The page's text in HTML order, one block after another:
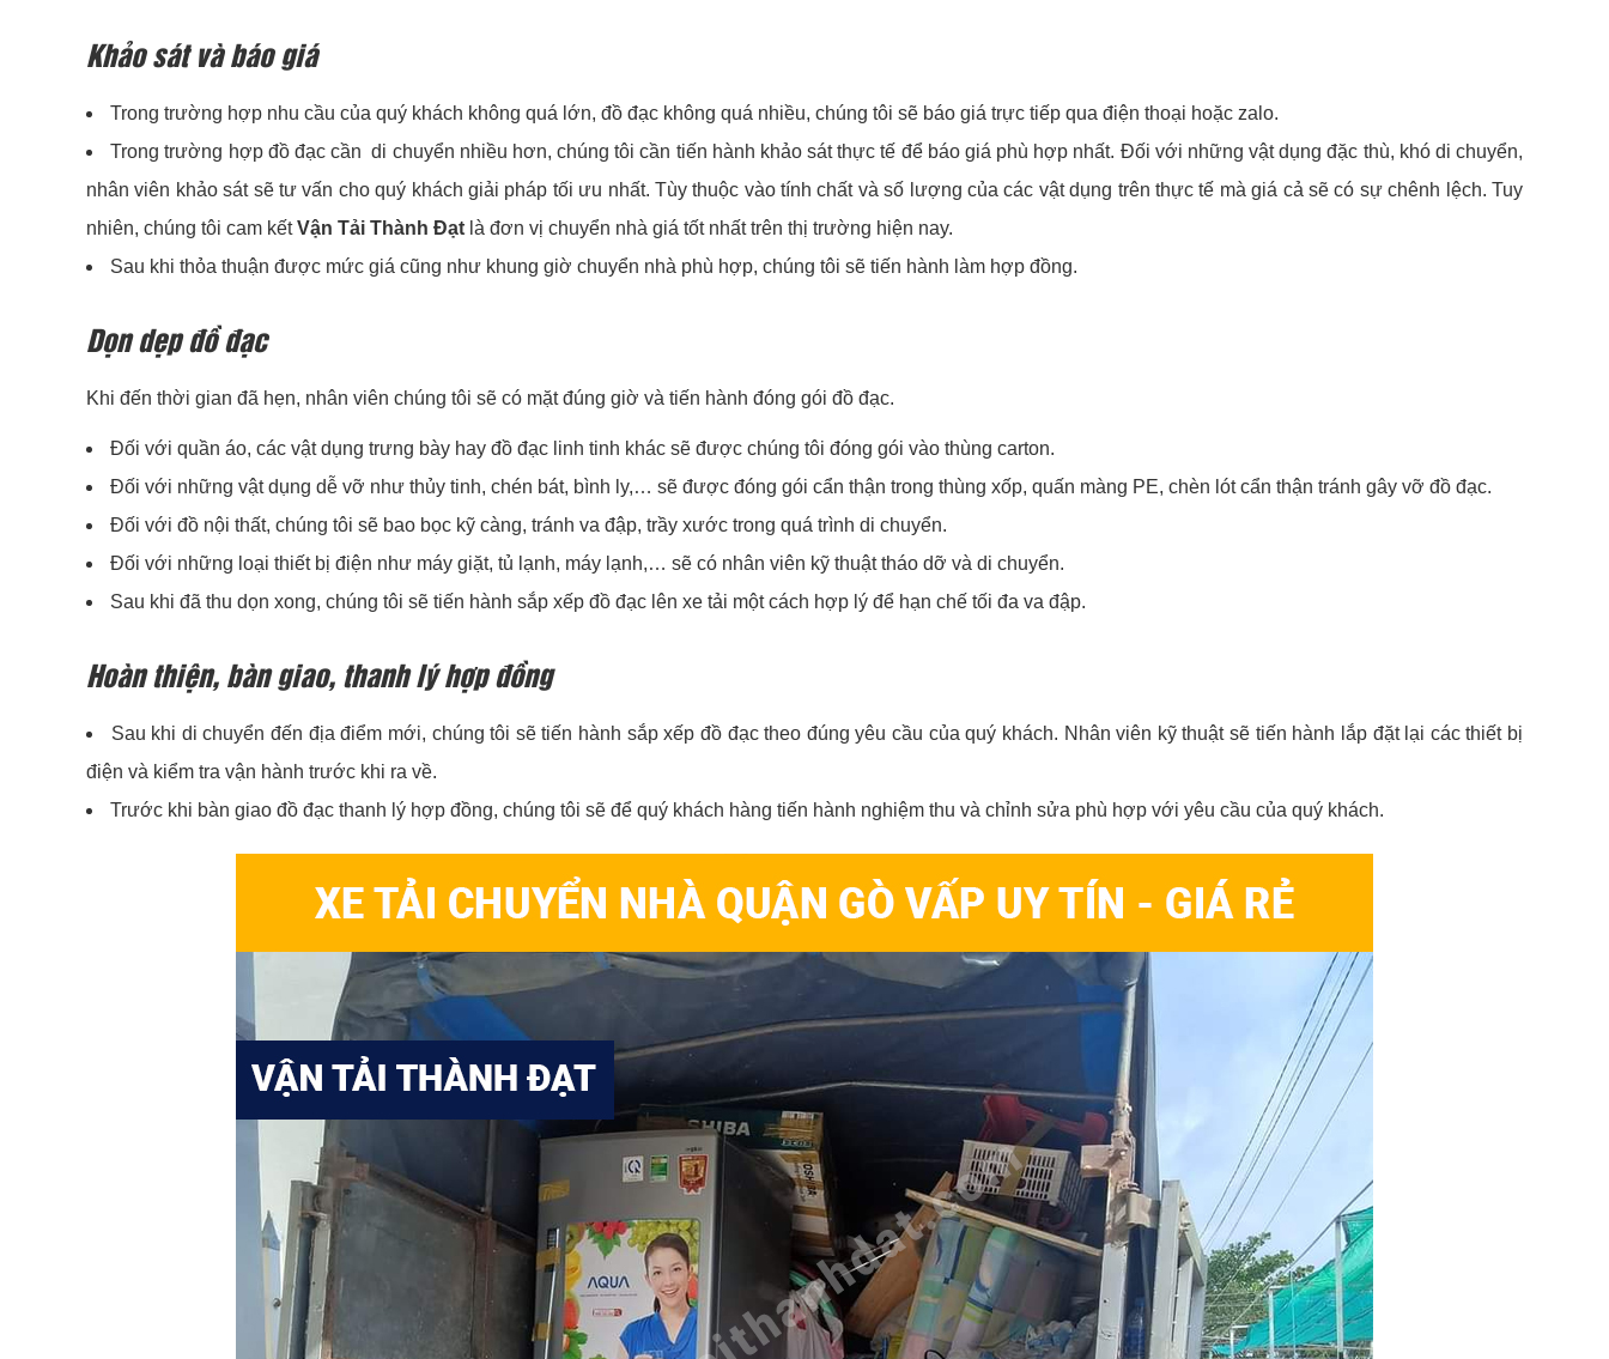
Khảo sát và báo giá
Trong trường hợp nhu cầu của quý khách không quá lớn, đồ đạc không quá nhiều, chúng tôi sẽ báo giá trực tiếp qua điện thoại hoặc zalo.
Trong trường hợp đồ đạc cần di chuyển nhiều hơn, chúng tôi cần tiến hành khảo sát thực tế để báo giá phù hợp nhất. Đối với những vật dụng đặc thù, khó di chuyển,
nhân viên khảo sát sẽ tư vấn cho quý khách giải pháp tối ưu nhất. Tùy thuộc vào tính chất và số lượng của các vật dụng trên thực tế mà giá cả sẽ có sự chênh lệch. Tuy
nhiên, chúng tôi cam kếtVận Tải Thành Đạt là đơn vị chuyển nhà giá tốt nhất trên thị trường hiện nay.
Sau khi thỏa thuận được mức giá cũng như khung giờ chuyển nhà phù hợp, chúng tôi sẽ tiến hành làm hợp đồng.
Dọn dẹp đồ đạc
Khi đến thời gian đã hẹn, nhân viên chúng tôi sẽ có mặt đúng giờ và tiến hành đóng gói đồ đạc.
Đối với quần áo, các vật dụng trưng bày hay đồ đạc linh tinh khác sẽ được chúng tôi đóng gói vào thùng carton.
Đối với những vật dụng dễ vỡ như thủy tinh, chén bát, bình ly,… sẽ được đóng gói cẩn thận trong thùng xốp, quấn màng PE, chèn lót cẩn thận tránh gây vỡ đồ đạc.
Đối với đồ nội thất, chúng tôi sẽ bao bọc kỹ càng, tránh va đập, trầy xước trong quá trình di chuyển.
Đối với những loại thiết bị điện như máy giặt, tủ lạnh, máy lạnh,… sẽ có nhân viên kỹ thuật tháo dỡ và di chuyển.
Sau khi đã thu dọn xong, chúng tôi sẽ tiến hành sắp xếp đồ đạc lên xe tải một cách hợp lý để hạn chế tối đa va đập.
Hoàn thiện, bàn giao, thanh lý hợp đồng
Sau khi di chuyển đến địa điểm mới, chúng tôi sẽ tiến hành sắp xếp đồ đạc theo đúng yêu cầu của quý khách. Nhân viên kỹ thuật sẽ tiến hành lắp đặt lại các thiết bị
điện và kiểm tra vận hành trước khi ra về.
Trước khi bàn giao đồ đạc thanh lý hợp đồng, chúng tôi sẽ để quý khách hàng tiến hành nghiệm thu và chỉnh sửa phù hợp với yêu cầu của quý khách.